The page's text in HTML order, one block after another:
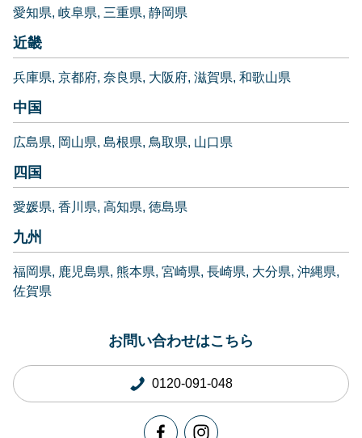
愛知県 岐阜県 三重県 静岡県
近畿
兵庫県 京都府 奈良県 大阪府 滋賀県 和歌山県
中国
広島県 岡山県 島根県 鳥取県 山口県
四国
愛媛県 香川県 高知県 徳島県
九州
福岡県 鹿児島県 熊本県 宮崎県 長崎県 大分県 沖縄県
佐賀県
お問い合わせはこちら
0120-091-048